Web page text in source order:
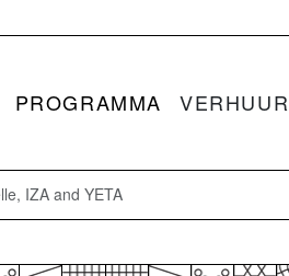
PROGRAMMA VERHUUR
IZA and YETA